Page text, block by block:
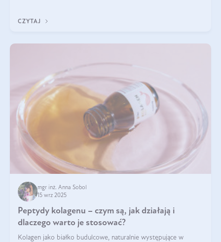
wysokiej jakości suplem
CZYTAJ
mgr inż. Anna Sobol
15 wrz 2025
Peptydy kolagenu – czym są, jak działają i
dlaczego warto je stosować?
Kolagen jako białko budulcowe, naturalnie występujące w